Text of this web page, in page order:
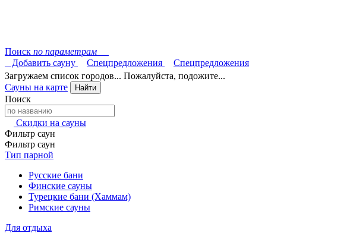
Поиск по параметрам
Добавить сауну
Спецпредложения
Спецпредложения
Загружаем список городов... Пожалуйста, подожите...
Сауны на карте
Найти
Поиск
Скидки на сауны
Фильтр саун
Фильтр саун
Тип парной
Русские бани
Финские сауны
Турецкие бани (Хаммам)
Римские сауны
Для отдыха